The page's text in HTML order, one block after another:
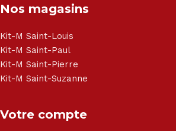
Nos magasins
Kit-M Saint-Louis
Kit-M Saint-Paul
Kit-M Saint-Pierre
Kit-M Saint-Suzanne
Votre compte